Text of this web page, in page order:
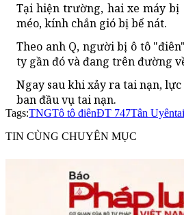
Tại hiện trường, hai xe máy bị
méo, kính chắn gió bị bể nát.
Theo anh Q, người bị ô tô
ty gần đó và đang trên đường
Ngay sau khi xảy ra tai nạn,
ban đầu vụ tai nạn.
Tags:TNGTô tô điênĐT 747Tân Uyên
TIN CÙNG CHUYÊN MỤC